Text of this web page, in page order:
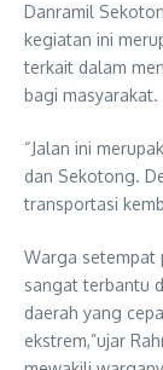
Danramil
kegiatan ini
terkait dalam
bagi masyarakat.
“Jalan ini
dan Sekotong.
transportasi
Warga setempat
sangat terbantu
daerah yang
ekstrem,”ujar